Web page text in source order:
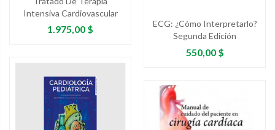
Intensiva Cardiovascular
Precio
1.975,00 $
ECG: ¿Cómo Interpretarlo?
Segunda Edición
Precio
550,00 $